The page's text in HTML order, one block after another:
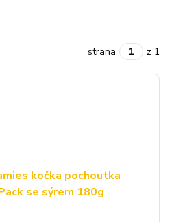
strana z 1